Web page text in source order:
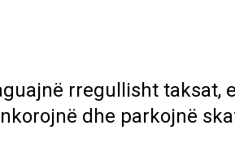
rregullisht taksat,
dhe parkojnë